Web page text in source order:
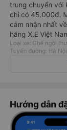
trung chuyển với
chỉ có 45.000đ.
cảm nhận nhất
hãng X.E Việt
Loại xe: Ghế ngồi
Tuyến đường: Hà
Hướng dẫn